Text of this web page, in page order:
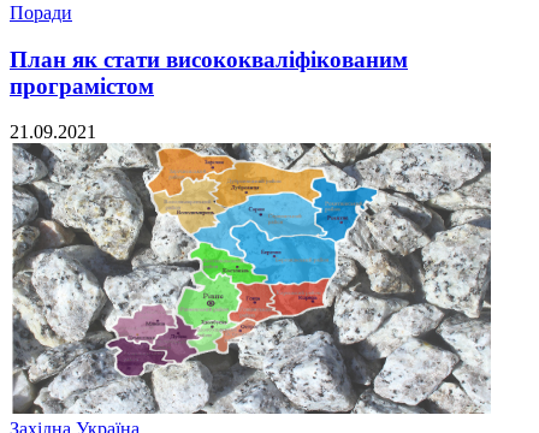
Поради
План як стати висококваліфікованим
програмістом
21.09.2021